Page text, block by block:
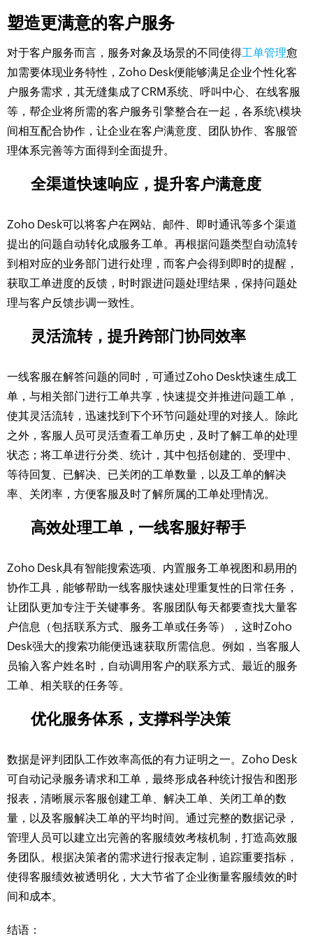
塑造更满意的客户服务
对于客户服务而言，服务对象及场景的不同使得工单管理愈
加需要体现业务特性，Zoho Desk便能够满足企业个性化客
户服务需求，其无缝集成了CRM系统、呼叫中心、在线客服
等，帮企业将所需的客户服务引擎整合在一起，各系统\模块
间相互配合协作，让企业在客户满意度、团队协作、客服管
理体系完善等方面得到全面提升。
全渠道快速响应，提升客户满意度
Zoho Desk可以将客户在网站、邮件、即时通讯等多个渠道
提出的问题自动转化成服务工单。再根据问题类型自动流转
到相对应的业务部门进行处理，而客户会得到即时的提醒，
获取工单进度的反馈，时时跟进问题处理结果，保持问题处
理与客户反馈步调一致性。
灵活流转，提升跨部门协同效率
一线客服在解答问题的同时，可通过Zoho Desk快速生成工
单，与相关部门进行工单共享，快速提交并推进问题工单，
使其灵活流转，迅速找到下个环节问题处理的对接人。除此
之外，客服人员可灵活查看工单历史，及时了解工单的处理
状态；将工单进行分类、统计，其中包括创建的、受理中、
等待回复、已解决、已关闭的工单数量，以及工单的解决
率、关闭率，方便客服及时了解所属的工单处理情况。
高效处理工单，一线客服好帮手
Zoho Desk具有智能搜索选项、内置服务工单视图和易用的
协作工具，能够帮助一线客服快速处理重复性的日常任务，
让团队更加专注于关键事务。客服团队每天都要查找大量客
户信息（包括联系方式、服务工单或任务等），这时Zoho
Desk强大的搜索功能便迅速获取所需信息。例如，当客服人
员输入客户姓名时，自动调用客户的联系方式、最近的服务
工单、相关联的任务等。
优化服务体系，支撑科学决策
数据是评判团队工作效率高低的有力证明之一。Zoho Desk
可自动记录服务请求和工单，最终形成各种统计报告和图形
报表，清晰展示客服创建工单、解决工单、关闭工单的数
量，以及客服解决工单的平均时间。通过完整的数据记录，
管理人员可以建立出完善的客服绩效考核机制，打造高效服
务团队。根据决策者的需求进行报表定制，追踪重要指标，
使得客服绩效被透明化，大大节省了企业衡量客服绩效的时
间和成本。
结语：